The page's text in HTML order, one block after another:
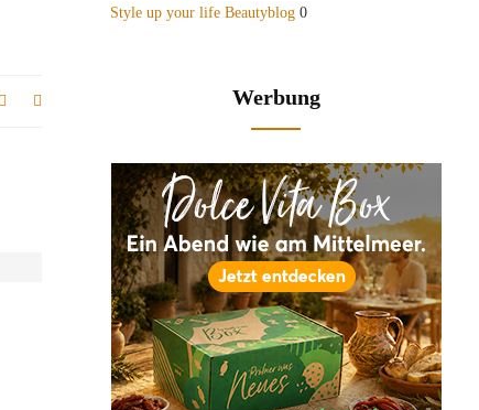
Style up your life Beautyblog 0
Werbung